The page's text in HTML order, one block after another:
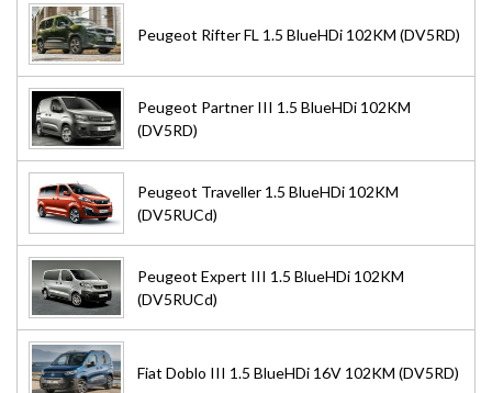
Peugeot Rifter FL 1.5 BlueHDi 102KM (DV5RD)
Peugeot Partner III 1.5 BlueHDi 102KM
(DV5RD)
Peugeot Traveller 1.5 BlueHDi 102KM
(DV5RUCd)
Peugeot Expert III 1.5 BlueHDi 102KM
(DV5RUCd)
Fiat Doblo III 1.5 BlueHDi 16V 102KM (DV5RD)